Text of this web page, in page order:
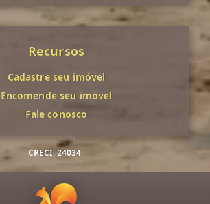
Recursos
Cadastre seu imóvel
Encomende seu imóvel
Fale conosco
CRECI 24034